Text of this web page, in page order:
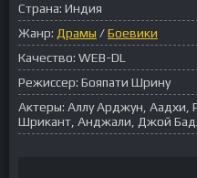
Страна: Индия
Жанр: Драмы /Боевики
Качество: WEB-DL
Режиссер: Бояпати Шрину
Актеры: Аллу Арджун, Аадхи,
Шрикант, Анджали, Джой